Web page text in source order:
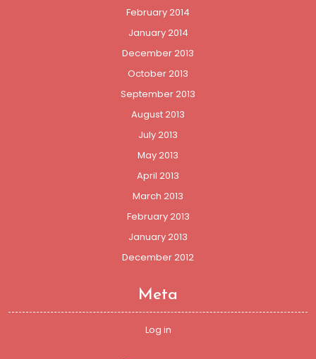
February 2014
January 2014
December 2013
October 2013
September 2013
August 2013
July 2013
May 2013
April 2013
March 2013
February 2013
January 2013
December 2012
Meta
Log in